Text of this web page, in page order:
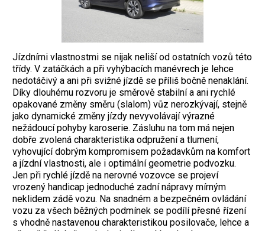
Jízdními vlastnostmi se nijak neliší od ostatních vozů této
třídy. V zatáčkách a při vyhýbacích manévrech je lehce
nedotáčivý a ani při svižné jízdě se příliš bočně nenaklání.
Díky dlouhému rozvoru je směrově stabilní a ani rychlé
opakované změny směru (slalom) vůz nerozkývají, stejně
jako dynamické změny jízdy nevyvolávají výrazné
nežádoucí pohyby karoserie. Zásluhu na tom má nejen
dobře zvolená charakteristika odpružení a tlumení,
vyhovující dobrým kompromisem požadavkům na komfort
a jízdní vlastnosti, ale i optimální geometrie podvozku.
Jen při rychlé jízdě na nerovné vozovce se projeví
vrozený handicap jednoduché zadní nápravy mírným
neklidem zádě vozu. Na snadném a bezpečném ovládání
vozu za všech běžných podmínek se podílí přesné řízení
s vhodně nastavenou charakteristikou posilovače, lehce a